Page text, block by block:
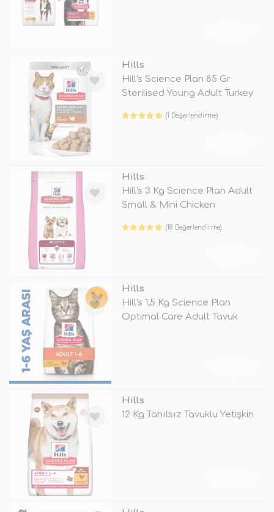
Hills
Hill's Science Plan 85 Gr
Sterilised Young Adult Turkey
(1 Değerlendirme)
Hills
Hill's 3 Kg Science Plan Adult
Small & Mini Chicken
(18 Değerlendirme)
Hills
Hill's 1,5 Kg Science Plan
Optimal Care Adult Tavuk
Hills
12 Kg Tahılsız Tavuklu Yetişkin